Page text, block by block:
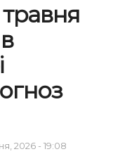
2026 - 19:08